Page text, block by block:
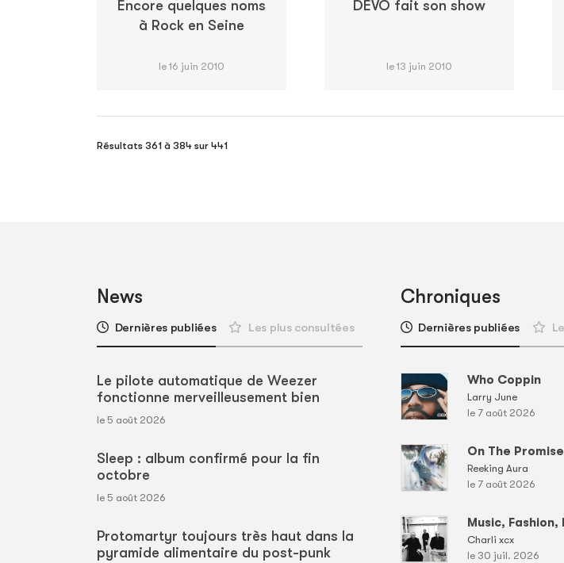
Encore quelques noms
à Rock en Seine
le 16 juin 2010
DEVO fait son show
le 13 juin 2010
Résultats 361 à 384 sur 441
News
Dernières publiées Les plus consultées
Le pilote automatique de Weezer
fonctionne merveilleusement bien
le 5 août 2026
Sleep : album confirmé pour la fin
octobre
le 5 août 2026
Protomartyr toujours très haut dans la
pyramide alimentaire du post-punk
Chroniques
Dernières publiées
Who Coppin
Larry June
le 7 août 2026
On The
Reeking Aura
le 7 août 2026
Music, Fashion,
Charli xcx
le 30 juil. 2026